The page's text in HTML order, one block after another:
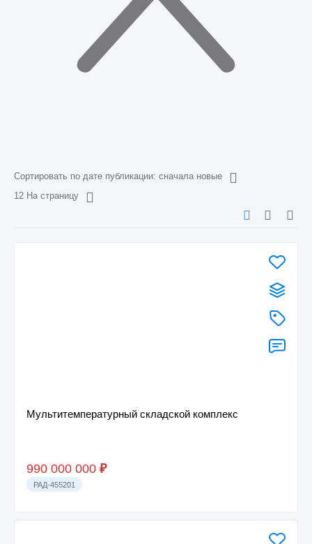
Сортировать по дате публикации: сначала новые
12 На страницу
Мультитемпературный складской комплекс
990 000 000 ₽
РАД-455201